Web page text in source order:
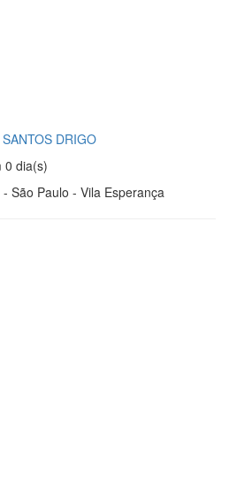
DRIGO
0 dia(s)
São Paulo - Vila Esperança